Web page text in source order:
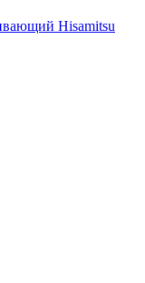
Hisamitsu